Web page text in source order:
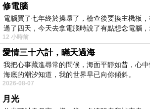
幾個人，吃吃喝喝伴以話
鬧。
然後，散步回家時，又帶
碗相思紅豆湯。
今天的品質，我很滿意！
有時候的，紅豆煮的不夠
修電腦
電腦買了七年終於操壞了，檢查後要換主機板
過了四天，今天去拿電腦時說了有點想念電腦
12 小時前
愛情三十六計，瞞天過海
我把心事藏進尋常的問候，海面平靜如昔，心
海底的潮汐知道，我的世界早已向你傾斜。
2026-08-07
月光